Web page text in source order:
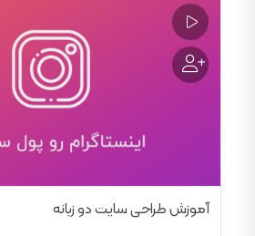
آموزش طراحی سایت دو زبانه